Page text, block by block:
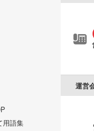
用語集
運営